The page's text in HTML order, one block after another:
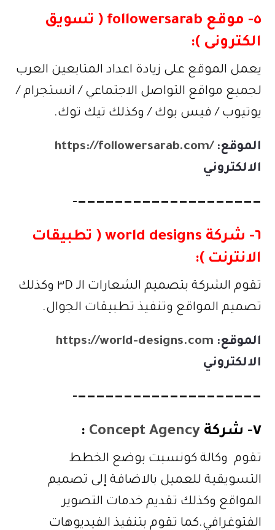
٥- موقع followersarab ( تسويق
الكترونى ):
يعمل الموقع على زيادة اعداد المتابعين العرب
لجميع مواقع التواصل الاجتماعي / انستجرام /
يوتيوب / فيس بوك / وكذلك تيك توك.
https://followersarab.com/:الموقع
الالكتروني
————————————————————-
٦- شركة world designs ( تطبيقات
الانترنت ):
تقوم الشركة بتصميم الشعارات الـ ٣D وكذلك
تصميم المواقع وتنفيذ تطبيقات الجوال.
https://world-designs.com :الموقع
الالكتروني
————————————————————-
٧- شركةConcept Agency
:
تقوم وكالة كونسبت بوضع الخطط
التسويقية للعميل بالاضافة إلى تصميم
المواقع وكذلك تقديم خدمات التصوير
الفتوغرافي.كما تقوم بتنفيذ الفيديوهات